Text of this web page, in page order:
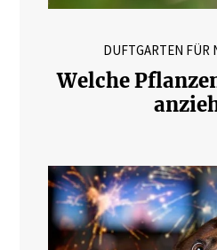
DUFTGARTEN FÜR
Welche